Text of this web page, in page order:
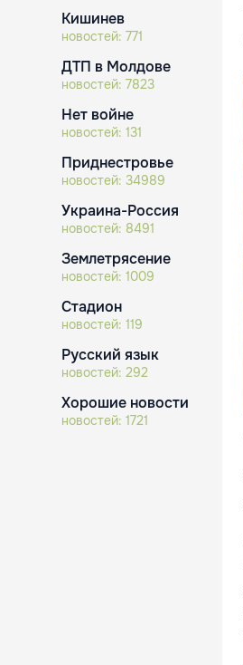
Кишинев
новостей: 771
ДТП в Молдове
новостей: 7823
Нет войне
новостей: 131
Приднестровье
новостей: 34989
Украина-Россия
новостей: 8491
Землетрясение
новостей: 1009
Стадион
новостей: 119
Русский язык
новостей: 292
Хорошие новости
новостей: 1721